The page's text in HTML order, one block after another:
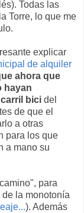
Todas las
Torre, lo que me
explicar
de alquiler
ahora que
hayan
bici del
de que el
a otras
para los que
a mano su
para
la monotonía
). Además